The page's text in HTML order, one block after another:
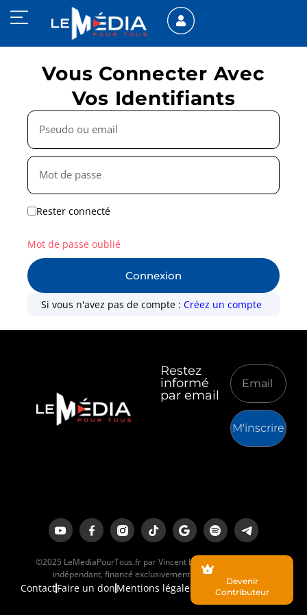
Vous Connecter Avec
Vos Identifiants
Rester connecté
Connexion
Mot de passe oublié
Si vous n'avez pas de compte :Créez un compte
Restez
informé
par email
M'inscrire
©2025 LeMediaPourTous.fr par Vincent Lapierre est un média
indépendant, financé exclusivement par ses lecteurs.
ContactFaire un don Mentions légales
Devenir
Contributeur